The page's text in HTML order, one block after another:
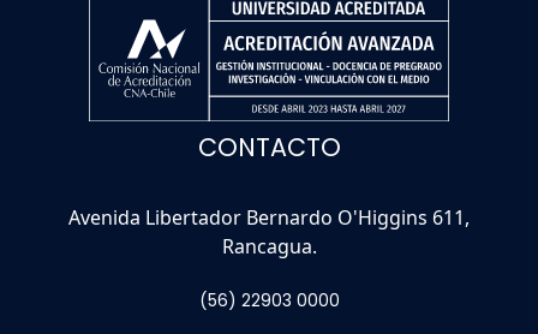
CONTACTO
Avenida Libertador Bernardo O'Higgins 611,
Rancagua.
(56) 22903 0000